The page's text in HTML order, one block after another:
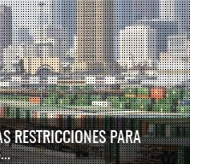
EQUIPAMIENTO PARA